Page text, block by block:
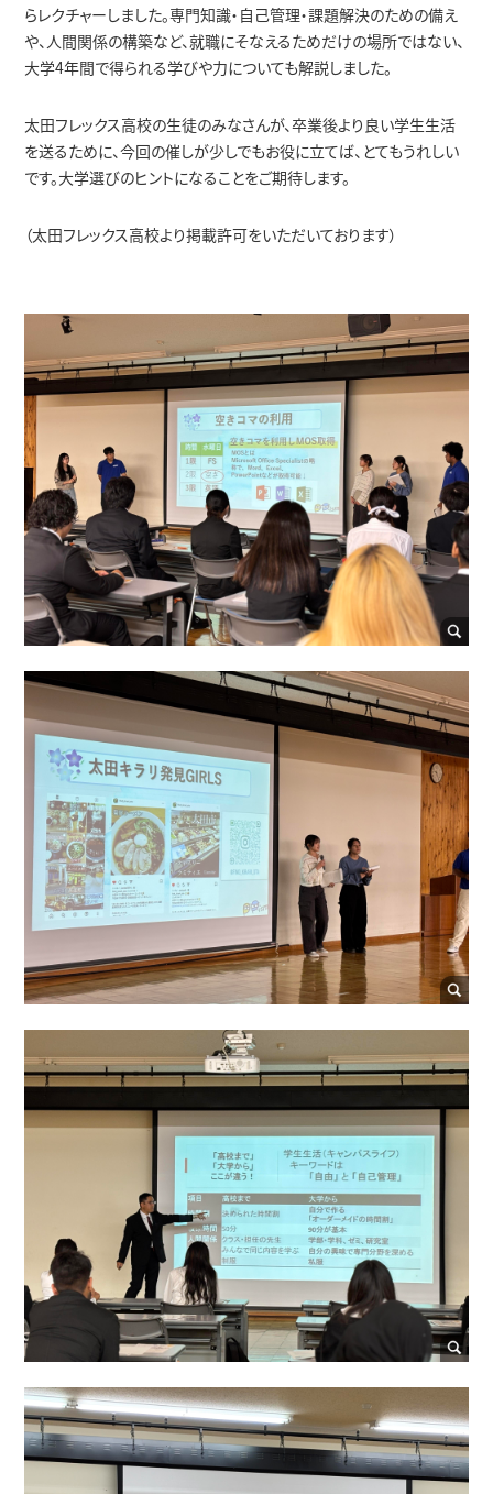
学生サポート（福利厚生）トップ
健康・食生活
外国人留学生
保護者懇談会
企業の方へ
プライバシーポリシー
らレクチャーしました。専門知識・自己管理・課題解決のための備え
や、人間関係の構築など、就職にそなえるためだけの場所ではない、
大学4年間で得られる学びや力についても解説しました。
太田フレックス高校の生徒のみなさんが、卒業後より良い学生生活
を送るために、今回の催しが少しでもお役に立てば、とてもうれしい
です。大学選びのヒントになることをご期待します。
（太田フレックス高校より掲載許可をいただいております）